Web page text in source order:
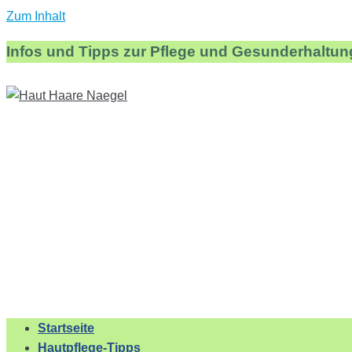
Zum Inhalt
Infos und Tipps zur Pflege und
Startseite
Hautpflege-Tipps